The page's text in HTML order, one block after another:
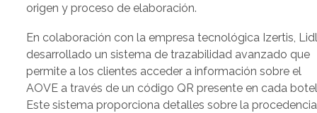
origen y proceso de elaboración.
En colaboración con la empresa tecnológica Izertis,
desarrollado un sistema de trazabilidad avanzado que
permite a los clientes acceder a información sobre el
AOVE a través de un código QR presente en cada
Este sistema proporciona detalles sobre la procedencia